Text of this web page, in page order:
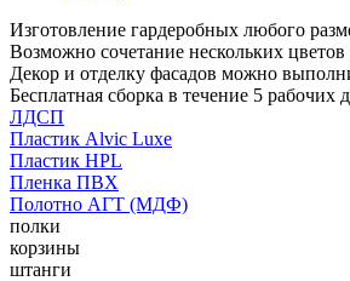
Изготовление гардеробных любого
Возможно сочетание нескольких
Декор и отделку фасадов можно
Бесплатная сборка в течение 5 рабочих
ЛДСП
Пластик Alvic Luxe
Пластик HPL
Пленка ПВХ
Полотно АГТ (МДФ)
полки
корзины
штанги